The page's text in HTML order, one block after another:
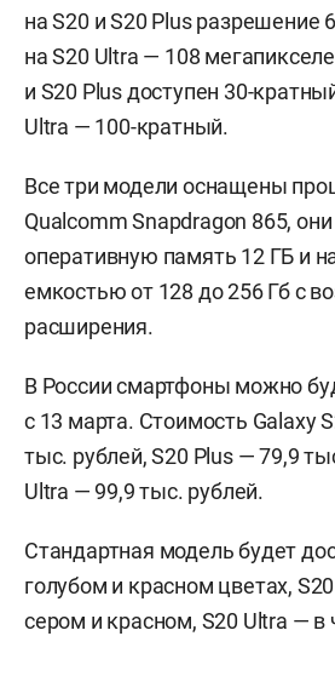
на S20 и S20 Plus разрешение
на S20 Ultra — 108
и S20 Plus доступен 30-
Ultra — 100-кратный.
Все три модели оснащены
Qualcomm Snapdragon 865,
оперативную память 12 ГБ и
емкостью от 128 до 256 Гб с
расширения.
В России смартфоны можно
с 13 марта. Стоимость Galaxy
тыс. рублей, S20 Plus — 79,9
Ultra — 99,9 тыс. рублей.
Стандартная модель будет
голубом и красном цветах,
сером и красном, S20 Ultra — в